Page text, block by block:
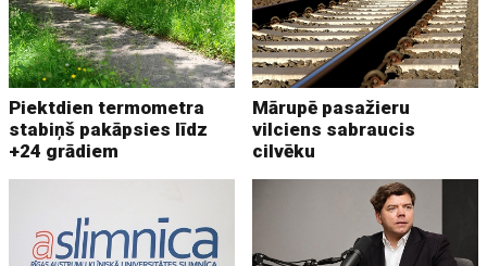
Piektdien termometra
stabiņš pakāpsies līdz
+24 grādiem
Mārupē pasažieru
vilciens sabraucis
cilvēku